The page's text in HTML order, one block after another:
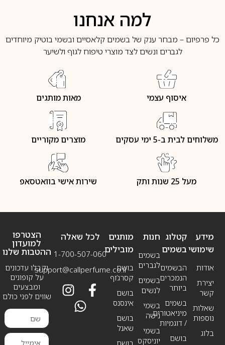
למה אנחנו
כל פרפיום – מבחר ענק של בשמים קלאסיים ובשמי בוטיק מיוחדים
לגברים ונשים לצד מוצרי טיפוח לגוף ולשיער
איסוף עצמי מאות מותגים
משלוחים לבית ב-5 ימי עסקים מוצרים מקוריים
מעל 25 שנות ותק שירות אישי בוואטסאפ
מידע
שימושי
אודות
יצירת
קשר
שאלות
נוספות
בלוג
חנות
בשמים
לגברים
בשמים
לנשים
בשמי
נישה
בשמי
יוניסקס
קטלוג
בשמים
הבשמים
הנמכרים
ביותר
בשמים
מיניאטורים
/ דוגמיות
בושם
מותגים
מובילים
בושם
קסרג’וף
בושם
אינסנס
בושם
שאנל
בושם
לכל שאלה
1-700-507-060
support@callperfume.co.il
הצטרפו
למועדון
ההטבות שלנו
וקבלו עדכונים
על קופונים
ומבצעים
שווים לפני כולם